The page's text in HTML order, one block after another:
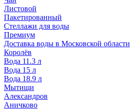
Листовой
Пакетированный
Стеллажи для воды
Премиум
Доставка воды в Московской области
Королёв
Вода 11.3 л
Вода 15 л
Вода 18.9 л
Мытищи
Александров
Аничково